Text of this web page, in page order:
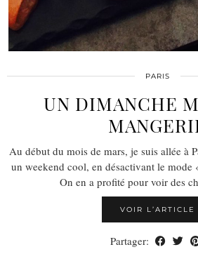
PARIS
UN DIMANCHE
Au début du mois de mars, je suis allée à
un weekend cool, en désactivant le
On en a profité pour voir des
VOIR L’ARTICLE
Partager: